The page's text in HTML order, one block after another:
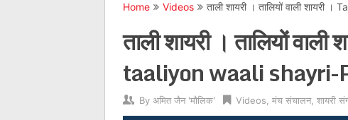
Home Videos ताली शायरी । तालियों वाली
ताली शायरी । तालियों
taaliyon waali
By अमित जैन 'मौलिक' Videos मंच संचालन, शायरी